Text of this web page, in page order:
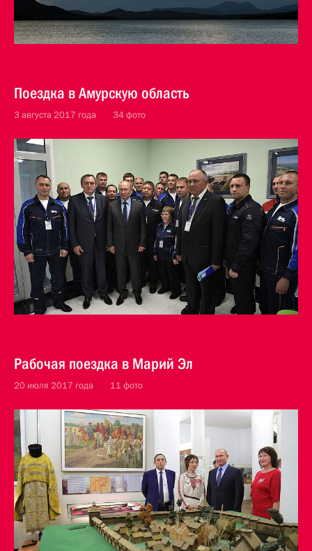
Поездка в Амурскую область
3 августа 2017 года 34 фото
Рабочая поездка в Марий Эл
20 июля 2017 года 11 фото